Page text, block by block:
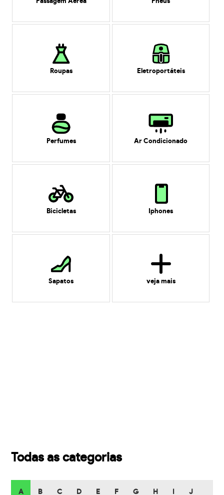
Roupas Eletroportáteis
Perfumes Ar Condicionado
Bicicletas Iphones
Sapatos veja mais
Todas as categorias
A B C D E F G H J